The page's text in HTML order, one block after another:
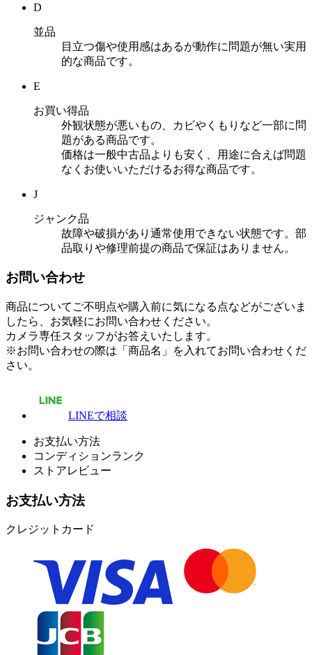
D
並品
目立つ傷や使用感はあるが動作に問題が無い実用
的な商品です。
E
お買い得品
外観状態が悪いもの、カビやくもりなど一部に問
題がある商品です。
価格は一般中古品よりも安く、用途に合えば問題
なくお使いいただけるお得な商品です。
J
ジャンク品
故障や破損があり通常使用できない状態です。部
品取りや修理前提の商品で保証はありません。
お問い合わせ
商品についてご不明点や購入前に気になる点などがございま
したら、お気軽にお問い合わせください。
カメラ専任スタッフがお答えいたします。
※お問い合わせの際は「商品名」を入れてお問い合わせくだ
さい。
LINEで相談
お支払い方法
コンディションランク
ストアレビュー
お支払い方法
クレジットカード